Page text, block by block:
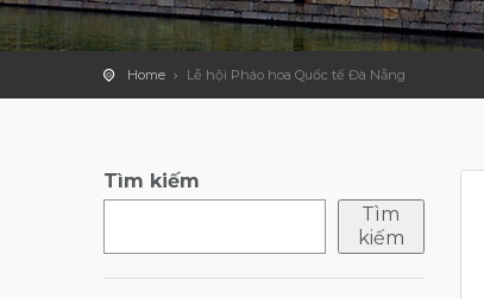
Home Lễ hội Pháo hoa Quốc tế Đà Nẵng
Tìm kiếm
Tìm
kiếm